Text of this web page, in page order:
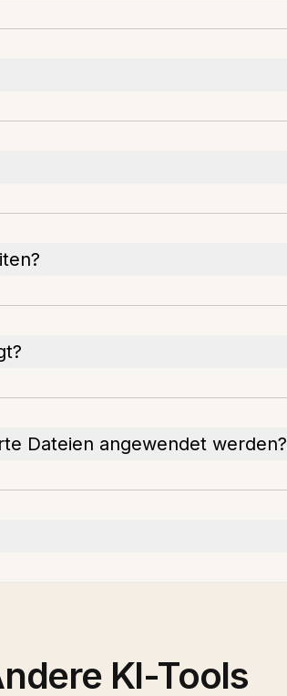
Dateien angewendet werden?
KI-Tools